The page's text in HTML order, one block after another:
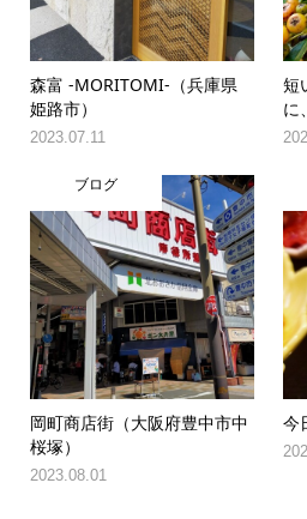
森富 -MORITOMI-（兵庫県
姫路市）
2023.07.11
短
に
ブログ
岡町商店街（大阪府豊中市中
桜塚）
2023.08.01
今